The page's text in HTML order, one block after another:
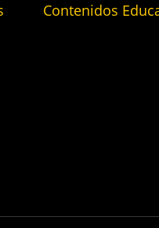
Contenidos